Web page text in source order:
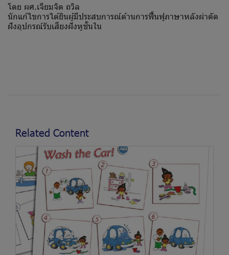
โดย ผศ.เจียมจิต ถวิล
นักแก้ไขการได้ยินผู้มีประสบการณ์ด้านการฟื้นฟูภาษาหลังผ่าตัด
ฝังอุปกรณ์รับเสียงฝังหูชั้นใน
Related Content